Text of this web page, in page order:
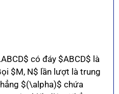
có đáy $ABCD$ là
$M, N$ lần lượt là trung
$(\alpha)$ chứa